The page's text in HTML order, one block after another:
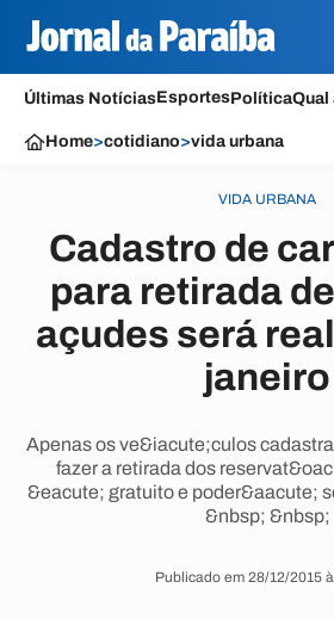
Últimas NotíciasEsportesPolíticaQual
Home>cotidiano>vida urbana
VIDA URBANA
Cadastro de
para retirada
açudes será
janeiro
Apenas os ve&iacute;culos
fazer a retirada dos
&eacute; gratuito e poder&aacute;
&nbsp; &nbsp;
Publicado em 28/12/2015